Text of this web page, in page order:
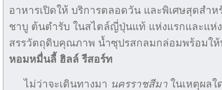
อาหารเปิดให้ บริการตลอดวัน และพิเศษสุดสำห
ชาบู ต้นตำรับ ในสไตล์ญี่ปุ่นแท้ แห่งแรกและแห่ง
สรรวัตถุดิบคุณภาพ น้ำซุปรสกลมกล่อมพร้อมใ
หอมหมื่นลี้ ฮิลล์ รีสอร์ท
ไม่ว่าจะเดินทางมา นครราชสีมา ในเหตุผล